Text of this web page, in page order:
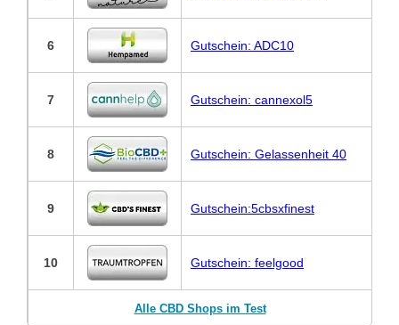
6 Gutschein: ADC10
7 Gutschein: cannexol5
8 Gutschein: Gelassenheit 40
9 Gutschein:5cbsxfinest
10 Gutschein: feelgood
Alle CBD Shops im Test